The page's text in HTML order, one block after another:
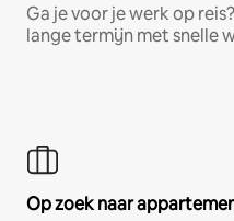
Ga je voor je werk op
lange termijn met snelle
Op zoek naar